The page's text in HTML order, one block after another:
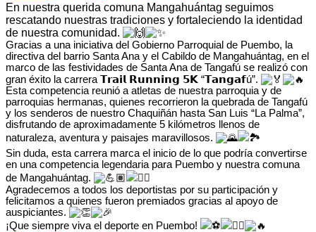
En nuestra querida comuna Mangahuántag seguimos
rescatando nuestras tradiciones y fortaleciendo la identidad
de nuestra comunidad.
Gracias a una iniciativa del Gobierno Parroquial de Puembo, la
directiva del barrio Santa Ana y el Cabildo de Mangahuántag, en el
marco de las festividades de Santa Ana de Tangafú se realizó con
gran éxito la carrera 𝗧𝗿𝗮𝗶𝗹 𝗥𝘂𝗻𝗻𝗶𝗻𝗴 𝟱𝗞 “𝗧𝗮𝗻𝗴𝗮𝗳ú”.
Esta competencia reunió a atletas de nuestra parroquia y de
parroquias hermanas, quienes recorrieron la quebrada de Tangafú
y los senderos de nuestro Chaquiñán hasta San Luis “La Palma”,
disfrutando de aproximadamente 5 kilómetros llenos de
naturaleza, aventura y paisajes maravillosos.
Sin duda, esta carrera marca el inicio de lo que podría convertirse
en una competencia legendaria para Puembo y nuestra comuna
de Mangahuántag.
Agradecemos a todos los deportistas por su participación y
felicitamos a quienes fueron premiados gracias al apoyo de
auspiciantes.
¡Que siempre viva el deporte en Puembo!